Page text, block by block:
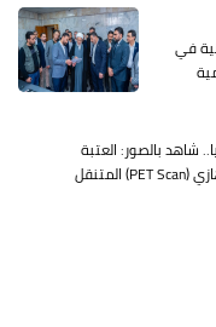
في
شاهد بالصور: العتبة
الحسينية تزيح الستار عن جهازي (PET Scan) المتنقل